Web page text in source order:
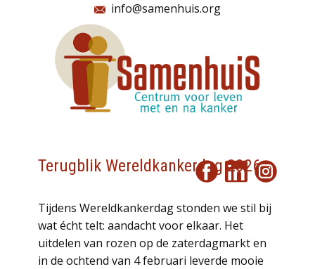
info@samenhuis.org
Terugblik Wereldkankerdag 2026
Tijdens Wereldkankerdag stonden we stil bij
wat écht telt: aandacht voor elkaar. Het
uitdelen van rozen op de zaterdagmarkt en
in de ochtend van 4 februari leverde mooie